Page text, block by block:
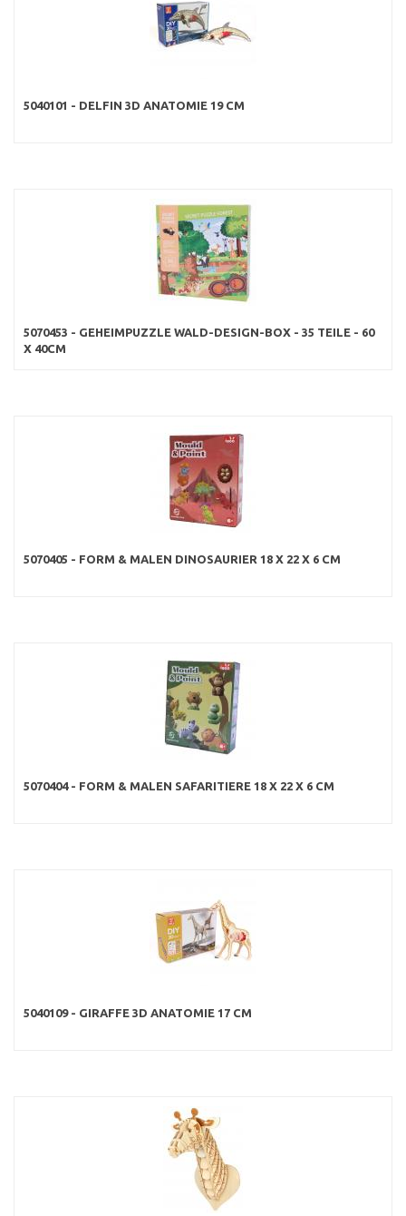
5040101 - DELFIN 3D ANATOMIE 19 CM
5070453 - GEHEIMPUZZLE WALD-DESIGN-BOX - 35 TEILE - 60
X 40CM
5070405 - FORM & MALEN DINOSAURIER 18 X 22 X 6 CM
5070404 - FORM & MALEN SAFARITIERE 18 X 22 X 6 CM
5040109 - GIRAFFE 3D ANATOMIE 17 CM